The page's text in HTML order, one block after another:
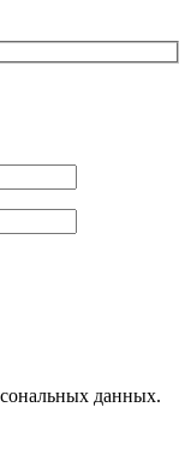
данных.